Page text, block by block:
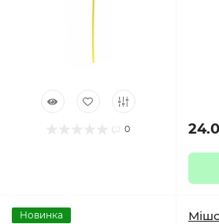
0
Новинка